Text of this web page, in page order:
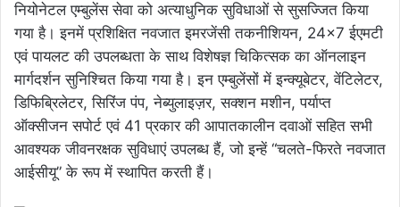
नियोनेटल एम्बुलेंस सेवा को अत्याधुनिक सुविधाओं से सुसज्जित किया
गया है। इनमें प्रशिक्षित नवजात इमरजेंसी तकनीशियन, 24×7 ईएमटी
एवं पायलट की उपलब्धता के साथ विशेषज्ञ चिकित्सक का ऑनलाइन
मार्गदर्शन सुनिश्चित किया गया है। इन एम्बुलेंसों में इन्क्यूबेटर, वेंटिलेटर,
डिफिब्रिलेटर, सिरिंज पंप, नेब्युलाइज़र, सक्शन मशीन, पर्याप्त
ऑक्सीजन सपोर्ट एवं 41 प्रकार की आपातकालीन दवाओं सहित सभी
आवश्यक जीवनरक्षक सुविधाएं उपलब्ध हैं, जो इन्हें “चलते-फिरते नवजात
आईसीयू” के रूप में स्थापित करती हैं।